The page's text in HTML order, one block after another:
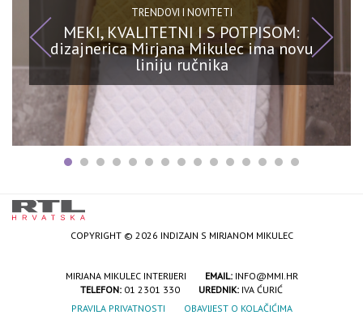
TRENDOVI I NOVITETI
MEKI, KVALITETNI I S POTPISOM:
dizajnerica Mirjana Mikulec ima novu
liniju ručnika
COPYRIGHT © 2026 INDIZAJN S MIRJANOM MIKULEC
MIRJANA MIKULEC INTERIJERI EMAIL: INFO@MMI.HR
TELEFON: 01 2301 330 UREDNIK: IVA ĆURIĆ
PRAVILA PRIVATNOSTI
OBAVIJEST O KOLAČIĆIMA